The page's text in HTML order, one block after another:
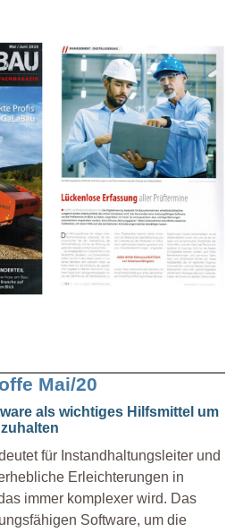
Mai/20
als wichtiges Hilfsmittel um
für Instandhaltungsleiter und
Erleichterungen in
immer komplexer wird. Das
Software, um die